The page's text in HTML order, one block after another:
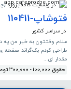
در وبسایت کافه پروژه (
فتوشاپ-110411
در سراسر کشور
سلام وقتتون به خیر من یه
طراحی کردم بک‌گراند صفحه
مقدار ای...
حقوق 100,000 - 300,000 تومان